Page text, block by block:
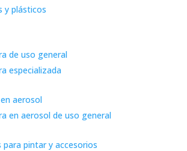
y plásticos
de uso general
especializada
aerosol
en aerosol de uso general
para pintar y accesorios